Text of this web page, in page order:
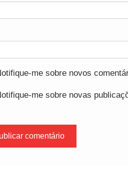
me sobre novos
me sobre novas